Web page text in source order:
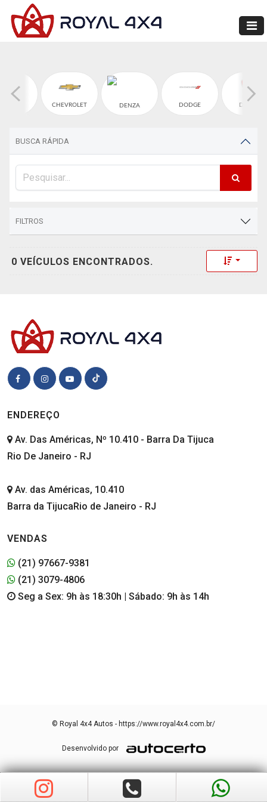
CHEVROLET DENZA DODGE DUCATI
BUSCA RÁPIDA
FILTROS
0 VEÍCULOS ENCONTRADOS. Toggle
ENDEREÇO
Av. Das Américas, Nº 10.410 - Barra Da Tijuca
Rio De Janeiro - RJ
Av. das Américas, 10.410
Barra da TijucaRio de Janeiro - RJ
VENDAS
(21) 97667-9381
(21) 3079-4806
Seg a Sex: 9h às 18:30h | Sábado: 9h às 14h
© Royal 4x4 Autos - https://www.royal4x4.com.br/
Desenvolvido por